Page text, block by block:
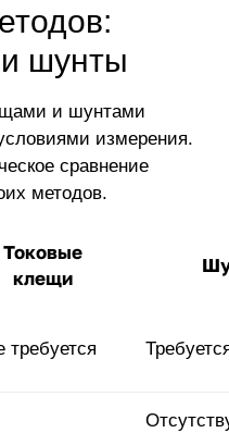
шунты
и шунтами
измерения.
сравнение
методов.
Токовые
клещи
требуется